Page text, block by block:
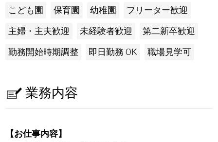
こども園 保育園 幼稚園 フリーター歓迎
主婦・主夫歓迎 未経験者歓迎 第二新卒歓迎
勤務開始時期調整 即日勤務 OK 職場見学可
業務内容
【お仕事内容】